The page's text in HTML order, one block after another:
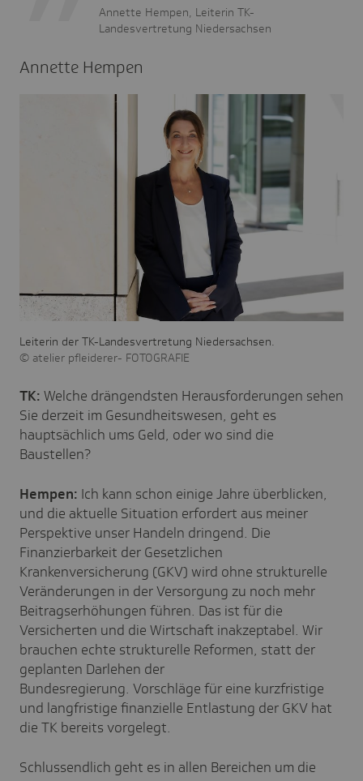
Annette Hempen, Leiterin TK-
Landesvertretung Niedersachsen
Annette Hempen
Leiterin der TK-Landesvertretung Niedersachsen.
atelier pfleiderer- FOTOGRAFIE
TK: Welche drängendsten Herausforderungen sehen
Sie derzeit im Gesundheitswesen, geht es
hauptsächlich ums Geld, oder wo sind die
Baustellen?
Hempen: Ich kann schon einige Jahre überblicken,
und die aktuelle Situation erfordert aus meiner
Perspektive unser Handeln dringend. Die
Finanzierbarkeit der Gesetzlichen
Krankenversicherung (GKV) wird ohne strukturelle
Veränderungen in der Versorgung zu noch mehr
Beitragserhöhungen führen. Das ist für die
Versicherten und die Wirtschaft inakzeptabel. Wir
brauchen echte strukturelle Reformen, statt der
geplanten Darlehen der
Bundesregierung. Vorschläge für eine kurzfristige
und langfristige finanzielle Entlastung der GKV hat
die TK bereits vorgelegt.
Schlussendlich geht es in allen Bereichen um die